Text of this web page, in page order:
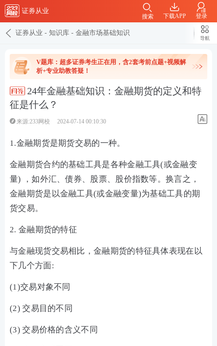
证券从业
下载APP 登录
搜索
证券从业 - 知识库 - 金融市场基础知识
导航
V题库：超多证券考生正在用，含2套考前点题+视频解
析+专业助教答疑！
24年金融基础知识：金融期货的定义和特
征是什么？
来源:233网校 2024-07-14 00:10:30
1.金融期货是期货交易的一种。
金融期货合约的基础工具是各种金融工具(或金融变
量) ，如外汇、债券、股票、股价指数等。换言之，
金融期货是以金融工具(或金融变量)为基础工具的期
货交易。
2. 金融期货的特征
与金融现货交易相比，金融期货的特征具体表现在以
下几个方面:
(1)交易对象不同
(2) 交易目的不同
(3) 交易价格的含义不同